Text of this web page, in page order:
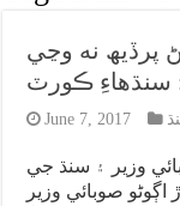
پرڏيھ نه وڃي
سنڌهاءِ ڪورٽ
June 7, 2017
وزير ۽ سنڌ جي
صوبائي وزير